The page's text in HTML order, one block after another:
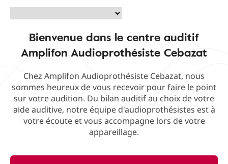
Bienvenue dans le centre auditif
Amplifon Audioprothésiste Cebazat
Chez Amplifon Audioprothésiste Cebazat, nous
sommes heureux de vous recevoir pour faire le point
sur votre audition. Du bilan auditif au choix de votre
aide auditive, notre équipe d'audioprothésistes est à
votre écoute et vous accompagne lors de votre
appareillage.